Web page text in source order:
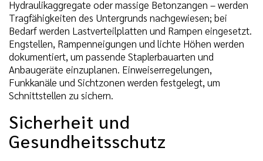
Hydraulikaggregate oder massige Betonzangen – werden
Tragfähigkeiten des Untergrunds nachgewiesen; bei
Bedarf werden Lastverteilplatten und Rampen eingesetzt.
Engstellen, Rampenneigungen und lichte Höhen werden
dokumentiert, um passende Staplerbauarten und
Anbaugeräte einzuplanen. Einweiserregelungen,
Funkkanäle und Sichtzonen werden festgelegt, um
Schnittstellen zu sichern.
Sicherheit und
Gesundheitsschutz